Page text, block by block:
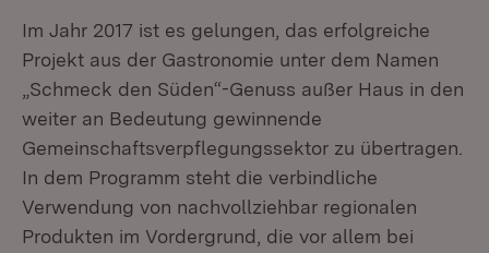
Im Jahr 2017 ist es gelungen, das erfolgreiche
Projekt aus der Gastronomie unter dem Namen
„Schmeck den Süden“-Genuss außer Haus in den
weiter an Bedeutung gewinnende
Gemeinschaftsverpflegungssektor zu übertragen.
In dem Programm steht die verbindliche
Verwendung von nachvollziehbar regionalen
Produkten im Vordergrund, die vor allem bei